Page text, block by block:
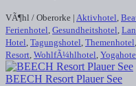
VÃ¶hl / Oberorke | Aktivhotel
Ferienhotel Gesundheitshotel
Hotel Tagungshotel Themenhotel
Resort WohlfÃ¼hlhotel
BEECH Resort Plauer See